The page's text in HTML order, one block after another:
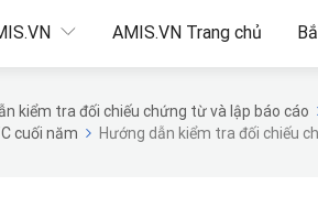
AMIS.VN Trang chủ
kiểm tra đối chiếu chứng từ và lập báo cáo
cuối năm
Hướng dẫn kiểm tra đối chiếu